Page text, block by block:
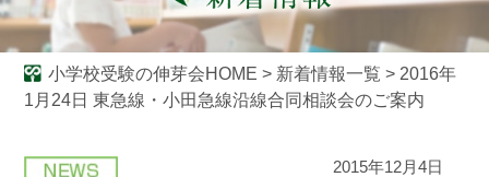
小学校受験の伸芽会HOME > 新着情報一覧 > 2016年
1月24日 東急線・小田急線沿線合同相談会のご案内
2015年12月4日